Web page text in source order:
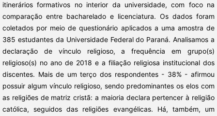
itinerários formativos no interior da universidade, com foco na
comparação entre bacharelado e licenciatura. Os dados foram
coletados por meio de questionário aplicados a uma amostra de
385 estudantes da Universidade Federal do Paraná. Analisamos a
declaração de vínculo religioso, a frequência em grupo(s)
religioso(s) no ano de 2018 e a filiação religiosa institucional dos
discentes. Mais de um terço dos respondentes - 38% - afirmou
possuir algum vínculo religioso, sendo predominantes os elos com
as religiões de matriz cristã: a maioria declara pertencer à religião
católica, seguidos das religiões evangélicas. Há, também, um